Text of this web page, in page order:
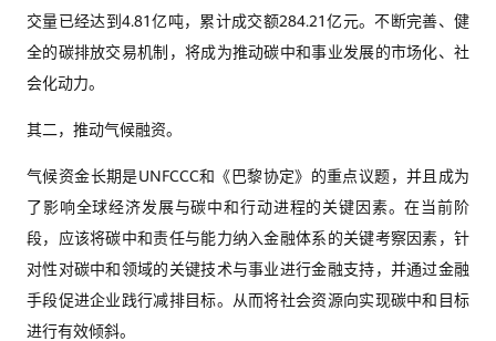
交量已经达到4.81亿吨，累计成交额284.21亿元。不断完善、健
全的碳排放交易机制，将成为推动碳中和事业发展的市场化、社
会化动力。
其二，推动气候融资。
气候资金长期是UNFCCC和《巴黎协定》的重点议题，并且成为
了影响全球经济发展与碳中和行动进程的关键因素。在当前阶
段，应该将碳中和责任与能力纳入金融体系的关键考察因素，针
对性对碳中和领域的关键技术与事业进行金融支持，并通过金融
手段促进企业践行减排目标。从而将社会资源向实现碳中和目标
进行有效倾斜。